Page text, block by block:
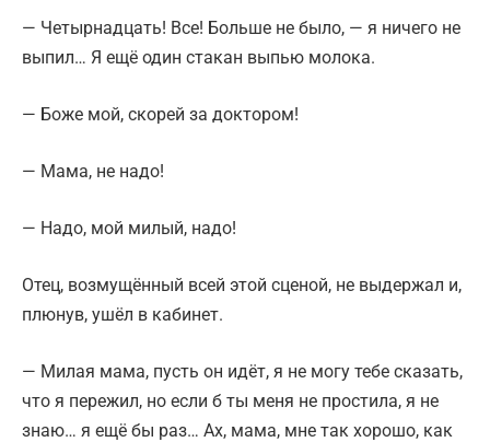
— Четырнадцать! Все! Больше не было, — я ничего не
выпил… Я ещё один стакан выпью молока.
— Боже мой, скорей за доктором!
— Мама, не надо!
— Надо, мой милый, надо!
Отец, возмущённый всей этой сценой, не выдержал и,
плюнув, ушёл в кабинет.
— Милая мама, пусть он идёт, я не могу тебе сказать,
что я пережил, но если б ты меня не простила, я не
знаю… я ещё бы раз… Ах, мама, мне так хорошо, как